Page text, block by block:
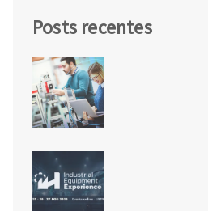
Posts recentes
Students: o software da
agora gratuito para